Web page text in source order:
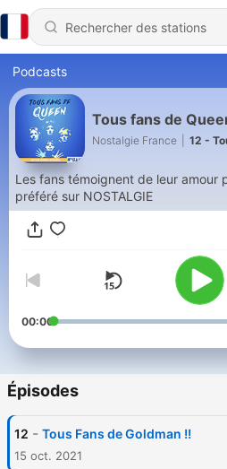
Podcasts
Tous fans de
Nostalgie France 12 -
Les fans témoignent de leur amour
préféré sur NOSTALGIE
00:00
Épisodes
12 - Tous Fans de Goldman !!
15 oct. 2021